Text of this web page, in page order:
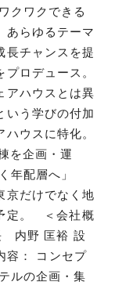
クワクできる
あらゆるテーマ
長チャンスを提
ロデュース。
アハウスとは異
いう学びの付加
ウスに特化。
を企画・運
年配層へ」
京だけでなく地
定。 ＜会社概
内野 匡裕 設
： コンセプ
ルの企画・集